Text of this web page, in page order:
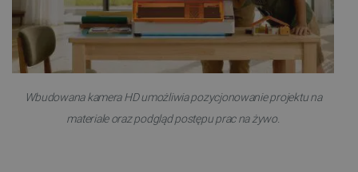
Wbudowana kamera HD umożliwia pozycjonowanie projektu na
materiale oraz podgląd postępu prac na żywo.